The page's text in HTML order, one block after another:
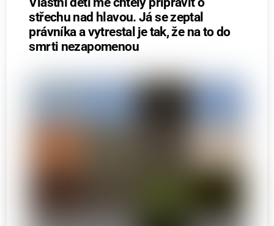
střechu nad hlavou. Já se zeptal
právníka a vytrestal je tak, že na to do
smrti nezapomenou